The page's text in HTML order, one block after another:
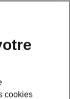
cookies